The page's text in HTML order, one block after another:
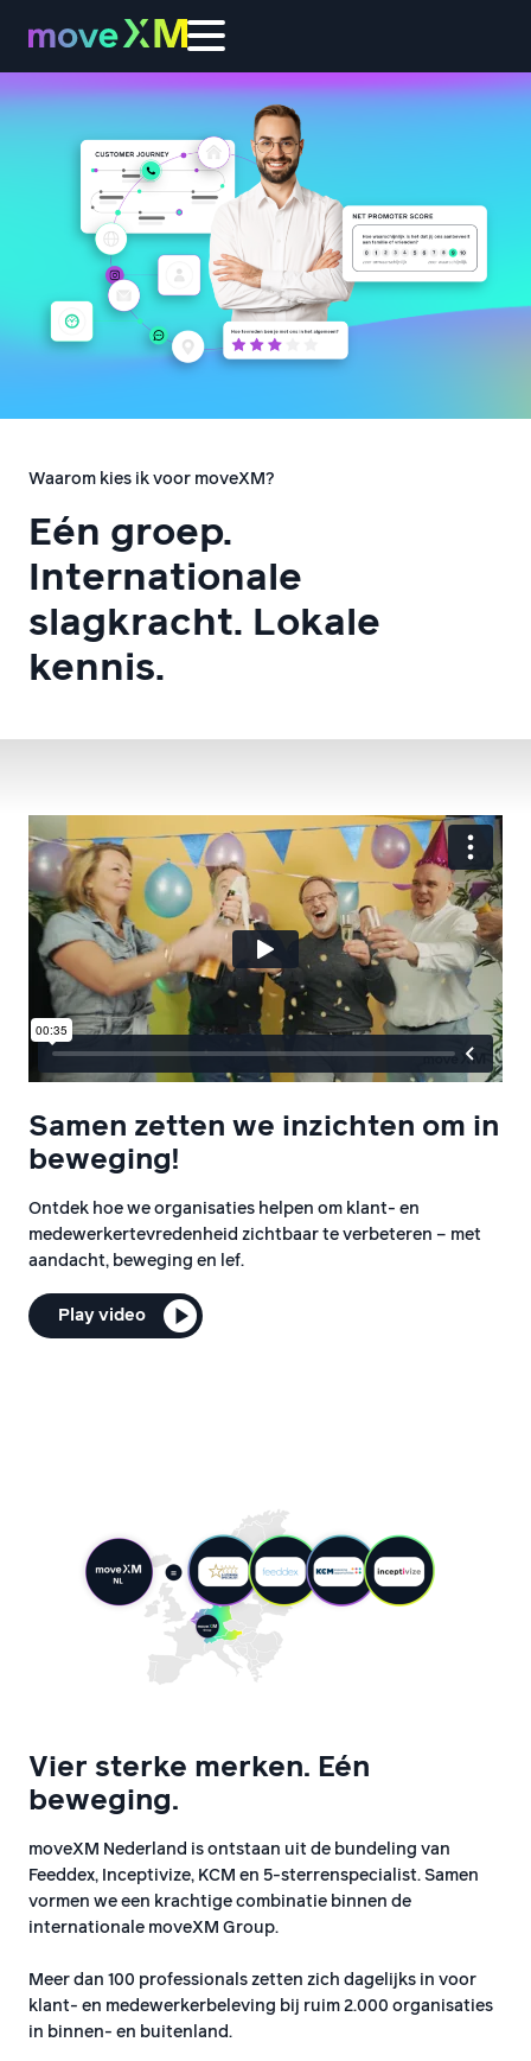
Waarom kies ik voor moveXM?
Eén groep.
Internationale
slagkracht. Lokale
kennis.
Samen zetten we inzichten om in
beweging!
Ontdek hoe we organisaties helpen om klant- en
medewerkertevredenheid zichtbaar te verbeteren – met
aandacht, beweging en lef.
Play video
Vier sterke merken. Eén
beweging.
moveXM Nederland is ontstaan uit de bundeling van
Feeddex, Inceptivize, KCM en 5-sterrenspecialist. Samen
vormen we een krachtige combinatie binnen de
internationale moveXM Group.
Meer dan 100 professionals zetten zich dagelijks in voor
klant- en medewerkerbeleving bij ruim 2.000 organisaties
in binnen- en buitenland.